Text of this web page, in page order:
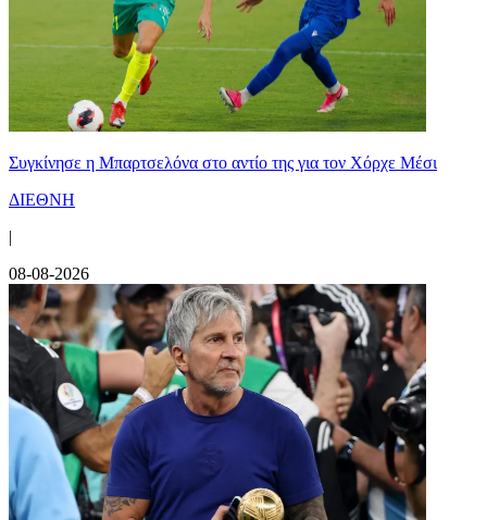
Συγκίνησε η Μπαρτσελόνα στο αντίο της για τον Χόρχε Μέσι
ΔΙΕΘΝΗ
|
08-08-2026